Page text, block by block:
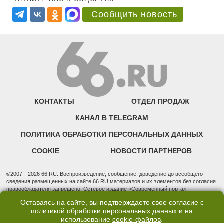
Сообщить новость
КОНТАКТЫ ОТДЕЛ ПРОДАЖ
КАНАЛ В TELEGRAM
ПОЛИТИКА ОБРАБОТКИ ПЕРСОНАЛЬНЫХ ДАННЫХ
COOKIE НОВОСТИ ПАРТНЕРОВ
©2007—2026 66.RU. Воспроизведение, сообщение, доведение до всеобщего
сведения размещенных на сайте 66.RU материалов и их элементов без согласия
правообладателя запрещено. Сетевое издание «Современный портал
надзору в сфере связи, информационных технологий и массовых коммуникаций
(Роскомнадзор). Регистрационный номер ЭЛ № ФС 77 - 76634 от 02.09.2019
Учредитель: Общество с ограниченной ответственностью "66.ру". Юридический
Оставаясь на сайте, вы подтверждаете свое согласие с
политикой обработки персональных данных и на
использование cookie-файлов.